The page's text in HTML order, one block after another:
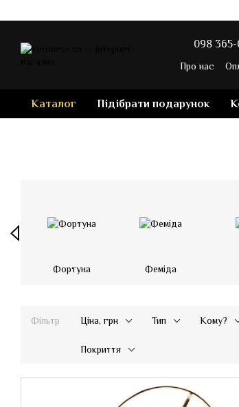
098
Про нас
Каталог Підібрати подарунок
Фортуна Феміда
Фільтр Ціна, грн Тип Кому?
Покриття